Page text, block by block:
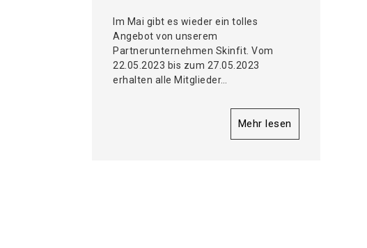
Im Mai gibt es wieder ein tolles
Angebot von unserem
Partnerunternehmen Skinfit. Vom
22.05.2023 bis zum 27.05.2023
erhalten alle Mitglieder…
Mehr lesen